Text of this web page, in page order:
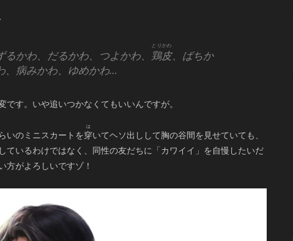
かわ、だるかわ、つよかわ、 鶏皮、ばちか
、病みかわ、ゆめかわ…
す。いや追いつかなくてもいいんですが。
いのミニスカートを穿いてヘソ出しして胸の谷間を見せていても、
ているわけではなく、同性の友だちに「カワイイ」を自慢したいだ
方がよろしいですゾ！